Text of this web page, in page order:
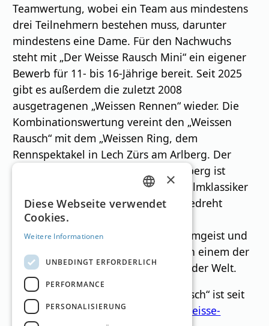
Teamwertung, wobei ein Team aus mindestens
drei Teilnehmern bestehen muss, darunter
mindestens eine Dame. Für den Nachwuchs
steht mit „Der Weisse Rausch Mini“ ein eigener
Bewerb für 11- bis 16-Jährige bereit. Seit 2025
gibt es außerdem die zuletzt 2008
ausgetragenen „Weissen Rennen“ wieder. Die
Kombinationswertung vereint den „Weissen
Rausch“ mit dem „Weissen Ring, dem
Rennspektakel in Lech Zürs am Arlberg. Der
Name für das Kultskirennen am Arlberg ist
inspiriert vom gleichnamigen Bergfilmklassiker
der 1930er Jahre, der in St. Anton gedreht
wurde. Heute steht der Bewerb für
authentischen Skisport, alpinen Teamgeist und
ein unvergleichliches Saisonfinale in einem der
traditionsreichsten Wintersportorte der Welt.
Die Anmeldung zu „Der Weisse Rausch“ ist seit
1. Dezember 2025 unter
www.der-weisse-
GERMAN
×
Diese Webseite verwendet
Cookies.
Weitere Informationen
UNBEDINGT ERFORDERLICH
PERFORMANCE
PERSONALISIERUNG